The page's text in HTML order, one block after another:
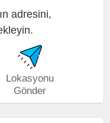
adresini,
Lokasyonu
Gönder